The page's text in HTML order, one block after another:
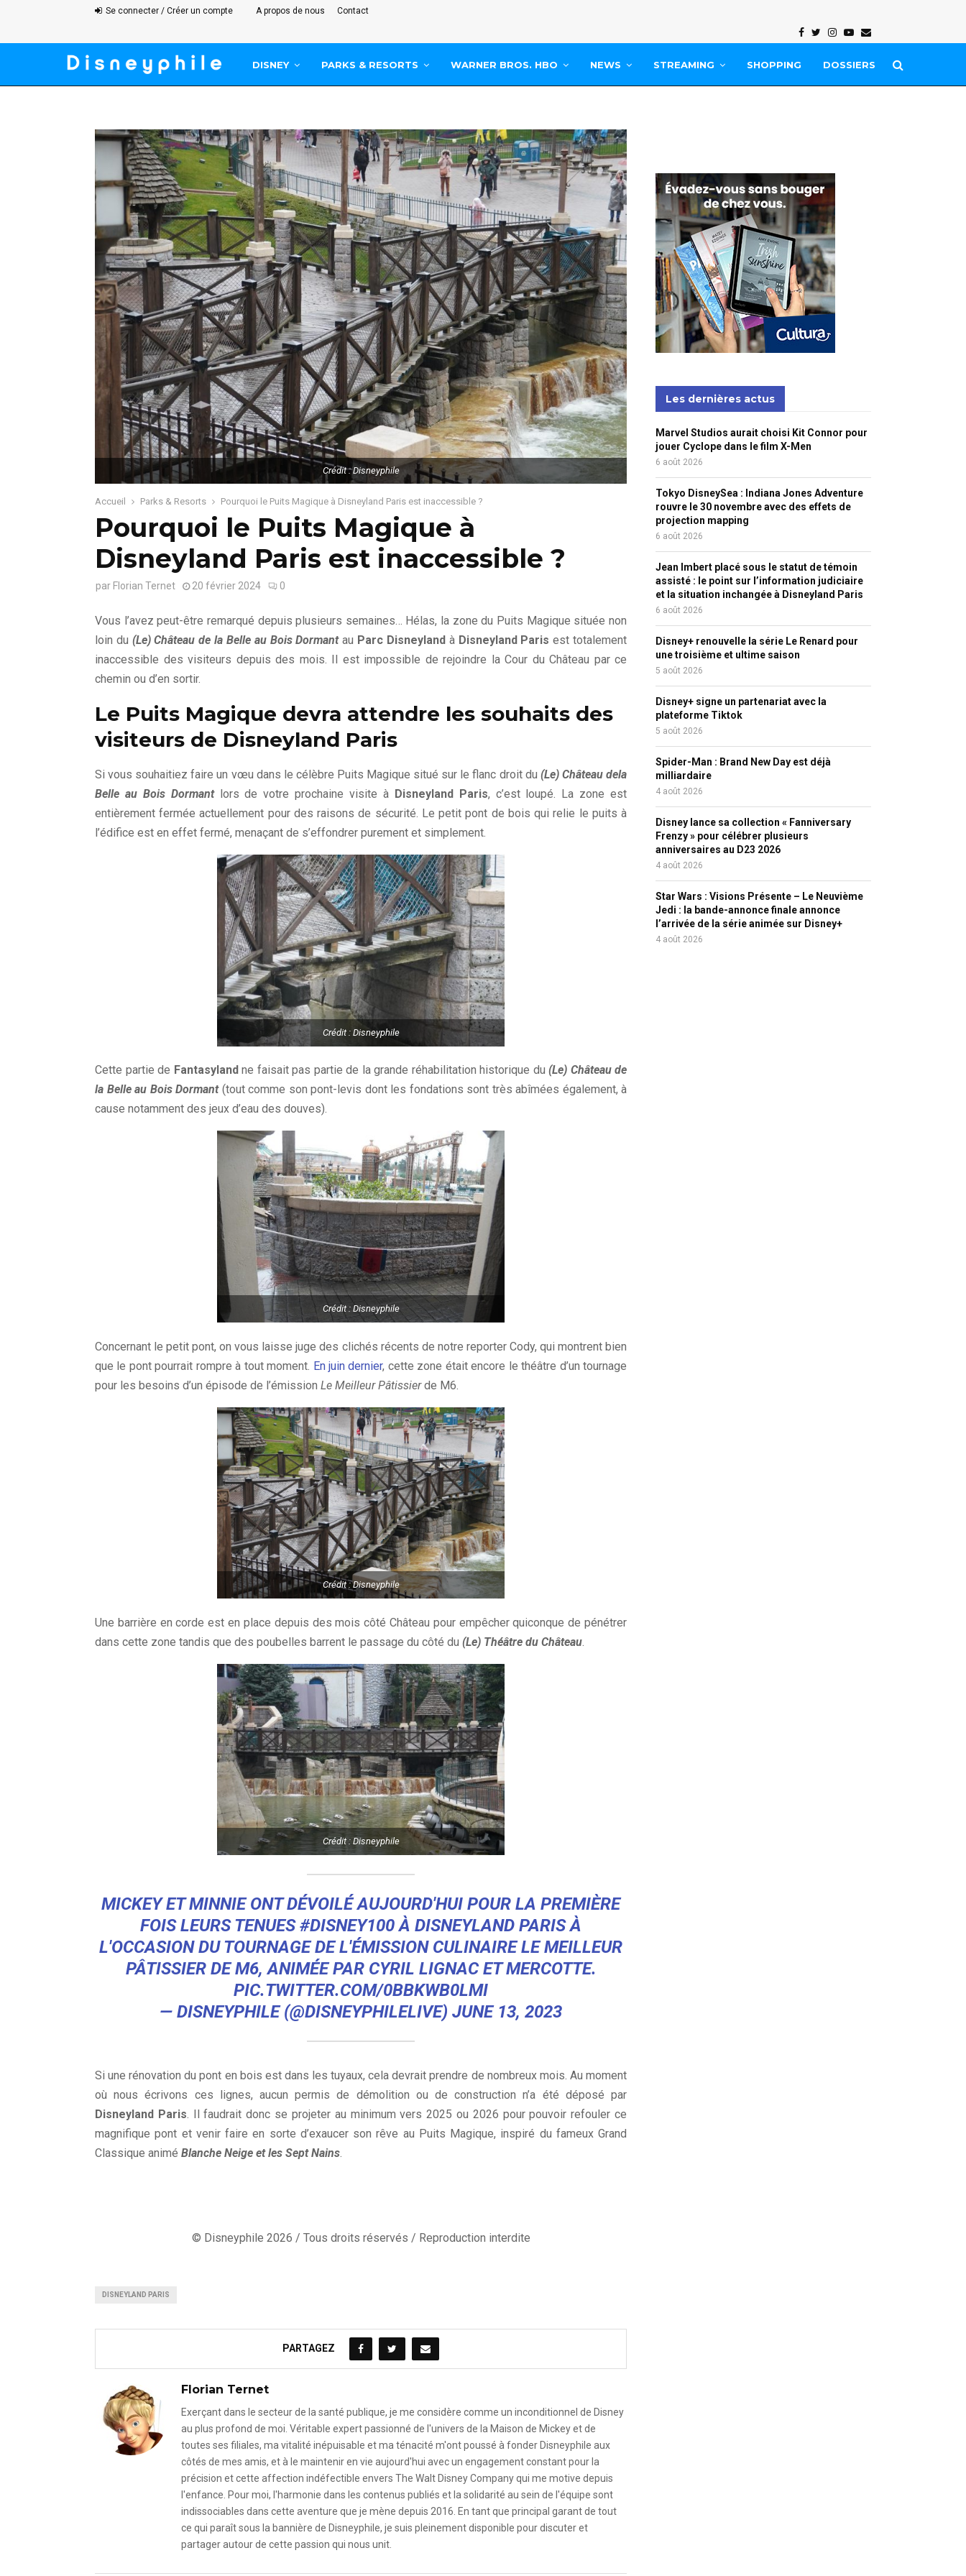
Se connecter / Créer un compte A propos de nous Contact
Facebook
Twitter
Instagram
Youtube
Email
DISNEY PARKS & RESORTS WARNER BROS. HBO NEWS STREAMING SHOPPING DOSSIERS
Crédit : Disneyphile
Accueil Parks & Resorts Pourquoi le Puits Magique à Disneyland Paris est inaccessible ?
Pourquoi le Puits Magique à
Disneyland Paris est inaccessible ?
par Florian Ternet 20 février 2024 0
Vous l’avez peut-être remarqué depuis plusieurs semaines… Hélas, la zone du Puits Magique située non
loin du (Le) Château de la Belle au Bois Dormantau Parc Disneyland à Disneyland Paris est totalement
inaccessible des visiteurs depuis des mois. Il est impossible de rejoindre la Cour du Château par ce
chemin ou d’en sortir.
Le Puits Magique devra attendre les souhaits des
visiteurs de Disneyland Paris
Si vous souhaitiez faire un vœu dans le célèbre Puits Magique situé sur le flanc droit du (Le) Château dela
Belle au Bois Dormantlors de votre prochaine visite àDisneyland Paris, c’est loupé. La zone est
entièrement fermée actuellement pour des raisons de sécurité. Le petit pont de bois qui relie le puits à
l’édifice est en effet fermé, menaçant de s’effondrer purement et simplement.
Crédit : Disneyphile
Cette partie de Fantasyland ne faisait pas partie de la grande réhabilitation historique du (Le) Château de
la Belle au Bois Dormant (tout comme son pont-levis dont les fondations sont très abîmées également, à
cause notamment des jeux d’eau des douves).
Crédit : Disneyphile
Concernant le petit pont, on vous laisse juge des clichés récents de notre reporter Cody, qui montrent bien
que le pont pourrait rompre à tout moment. En juin dernier, cette zone était encore le théâtre d’un tournage
pour les besoins d’un épisode de l’émission Le Meilleur Pâtissierde M6.
Crédit : Disneyphile
Une barrière en corde est en place depuis des mois côté Château pour empêcher quiconque de pénétrer
dans cette zone tandis que des poubelles barrent le passage du côté du (Le) Théâtre du Château
Crédit : Disneyphile
MICKEY ET MINNIE ONT DÉVOILÉ AUJOURD'HUI POUR LA PREMIÈRE
FOIS LEURS TENUES#DISNEY100À DISNEYLAND PARIS À
L'OCCASION DU TOURNAGE DE L'ÉMISSION CULINAIRE LE MEILLEUR
PÂTISSIER DE M6, ANIMÉE PAR CYRIL LIGNAC ET MERCOTTE.
PIC.TWITTER.COM/0BBKWB0LMI
— DISNEYPHILE (@DISNEYPHILELIVE) JUNE 13, 2023
Si une rénovation du pont en bois est dans les tuyaux, cela devrait prendre de nombreux mois. Au moment
où nous écrivons ces lignes, aucun permis de démolition ou de construction n’a été déposé par
Disneyland Paris. Il faudrait donc se projeter au minimum vers 2025 ou 2026 pour pouvoir refouler ce
magnifique pont et venir faire en sorte d’exaucer son rêve au Puits Magique, inspiré du fameux Grand
Classique animé Blanche Neige et les Sept Nains.
© Disneyphile 2026 / Tous droits réservés / Reproduction interdite
DISNEYLAND PARIS
PARTAGEZ
Florian Ternet
Exerçant dans le secteur de la santé publique, je me considère comme un inconditionnel de Disney
au plus profond de moi. Véritable expert passionné de l'univers de la Maison de Mickey et de
toutes ses filiales, ma vitalité inépuisable et ma ténacité m'ont poussé à fonder Disneyphile aux
côtés de mes amis, et à le maintenir en vie aujourd'hui avec un engagement constant pour la
précision et cette affection indéfectible envers The Walt Disney Company qui me motive depuis
l'enfance. Pour moi, l'harmonie dans les contenus publiés et la solidarité au sein de l'équipe sont
indissociables dans cette aventure que je mène depuis 2016. En tant que principal garant de tout
ce qui paraît sous la bannière de Disneyphile, je suis pleinement disponible pour discuter et
partager autour de cette passion qui nous unit.
Les dernières actus
Marvel Studios aurait choisi Kit Connor pour
jouer Cyclope dans le film X-Men
6 août 2026
Tokyo DisneySea : Indiana Jones Adventure
rouvre le 30 novembre avec des effets de
projection mapping
6 août 2026
Jean Imbert placé sous le statut de témoin
assisté : le point sur l’information judiciaire
et la situation inchangée à Disneyland Paris
6 août 2026
Disney+ renouvelle la série Le Renard pour
une troisième et ultime saison
5 août 2026
Disney+ signe un partenariat avec la
plateforme Tiktok
5 août 2026
Spider-Man : Brand New Day est déjà
milliardaire
4 août 2026
Disney lance sa collection « Fanniversary
Frenzy » pour célébrer plusieurs
anniversaires au D23 2026
4 août 2026
Star Wars : Visions Présente – Le Neuvième
Jedi : la bande-annonce finale annonce
l’arrivée de la série animée sur Disney+
4 août 2026